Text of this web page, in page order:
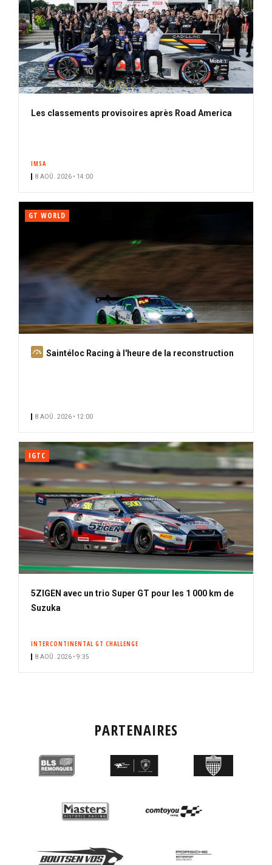
Les classements provisoires après Road America
IMSA
8 AOÛ. 2026 • 14:00
GT WORLD
A
Saintéloc Racing à l'heure de la reconstruction
8 AOÛ. 2026 • 12:00
IGTC
5ZIGEN avec un trio Super GT pour les 1 000 km de
Suzuka
INTERCONTINENTAL GT CHALLENGE
8 AOÛ. 2026 • 9:35
PARTENAIRES